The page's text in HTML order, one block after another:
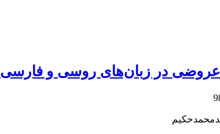
در زبان‌های روسی و فارسی